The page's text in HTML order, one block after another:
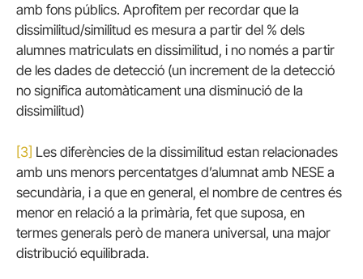
amb fons públics. Aprofitem per recordar que la
dissimilitud/similitud es mesura a partir del % dels
alumnes matriculats en dissimilitud, i no només a partir
de les dades de detecció (un increment de la detecció
no significa automàticament una disminució de la
dissimilitud)
[3] Les diferències de la dissimilitud estan relacionades
amb uns menors percentatges d’alumnat amb NESE a
secundària, i a que en general, el nombre de centres és
menor en relació a la primària, fet que suposa, en
termes generals però de manera universal, una major
distribució equilibrada.